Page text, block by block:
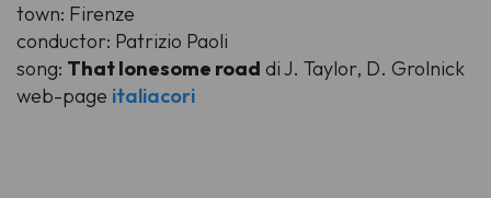
town: Firenze
conductor: Patrizio Paoli
song: That lonesome road di J. Taylor, D. Grolnick
web-page italiacori